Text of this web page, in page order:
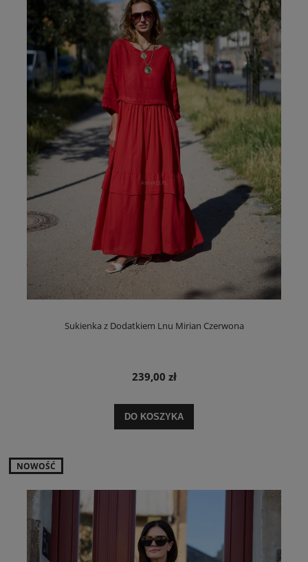
Sukienka z Dodatkiem Lnu Mirian Czerwona
239,00 zł
DO KOSZYKA
NOWOŚĆ